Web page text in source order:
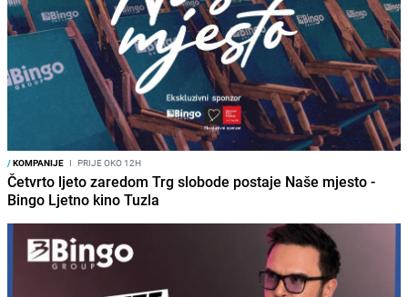
/KOMPANIJE I PRIJE OKO 12H
Četvrto ljeto zaredom Trg slobode postaje Naše mjesto -
Bingo Ljetno kino Tuzla